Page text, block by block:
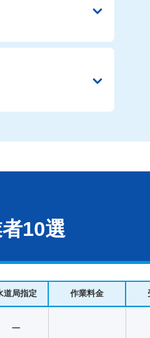
10選
道局指定 作業料金
ー